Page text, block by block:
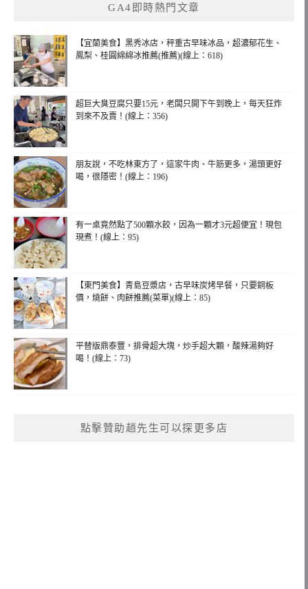
GA4即時熱門文章
【宜蘭美食】黑秀冰店，秤重古早味冰品，超濃郁花生、
鳳梨、桂圓綿綿冰推薦(推薦)(線上：618)
超巨大臭豆腐只要15元，老闆只開下午到晚上，每天狂炸
到來不及賣！(線上：356)
朋友說，不吃林東方了，這家牛肉、牛筋更多，湯頭更好
喝，很隱密！(線上：196)
有一桌竟然點了500顆水餃，因為一顆才3元超便宜！現包
現煮！(線上：95)
【東門美食】青島豆漿店，古早味炭烤早餐，只要銅板
價，燒餅、肉餅推薦(菜單)(線上：85)
平替版鼎泰豐，排骨超大塊，炒手超大顆，酸辣湯夠好
喝！(線上：73)
點擊贊助趙先生可以探更多店